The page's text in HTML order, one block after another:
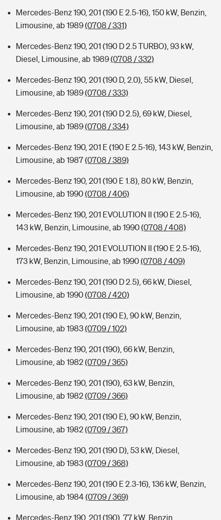
Mercedes-Benz 190, 201 (190 E 2.5-16), 150 kW, Benzin,
Limousine, ab 1989(0708 / 331)
Mercedes-Benz 190, 201 (190 D 2.5 TURBO), 93 kW,
Diesel, Limousine, ab 1989(0708 / 332)
Mercedes-Benz 190, 201 (190 D, 2.0), 55 kW, Diesel,
Limousine, ab 1989(0708 / 333)
Mercedes-Benz 190, 201 (190 D 2.5), 69 kW, Diesel,
Limousine, ab 1989(0708 / 334)
Mercedes-Benz 190, 201 E (190 E 2.5-16), 143 kW, Benzin,
Limousine, ab 1987(0708 / 389)
Mercedes-Benz 190, 201 (190 E 1.8), 80 kW, Benzin,
Limousine, ab 1990(0708 / 406)
Mercedes-Benz 190, 201 EVOLUTION II (190 E 2.5-16),
143 kW, Benzin, Limousine, ab 1990(0708 / 408)
Mercedes-Benz 190, 201 EVOLUTION II (190 E 2.5-16),
173 kW, Benzin, Limousine, ab 1990(0708 / 409)
Mercedes-Benz 190, 201 (190 D 2.5), 66 kW, Diesel,
Limousine, ab 1990(0708 / 420)
Mercedes-Benz 190, 201 (190 E), 90 kW, Benzin,
Limousine, ab 1983(0709 / 102)
Mercedes-Benz 190, 201 (190), 66 kW, Benzin,
Limousine, ab 1982(0709 / 365)
Mercedes-Benz 190, 201 (190), 63 kW, Benzin,
Limousine, ab 1982(0709 / 366)
Mercedes-Benz 190, 201 (190 E), 90 kW, Benzin,
Limousine, ab 1982(0709 / 367)
Mercedes-Benz 190, 201 (190 D), 53 kW, Diesel,
Limousine, ab 1983(0709 / 368)
Mercedes-Benz 190, 201 (190 E 2.3-16), 136 kW, Benzin,
Limousine, ab 1984(0709 / 369)
Mercedes-Benz 190, 201 (190), 77 kW, Benzin,